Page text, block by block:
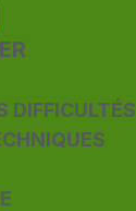
DIFFICULTÉS